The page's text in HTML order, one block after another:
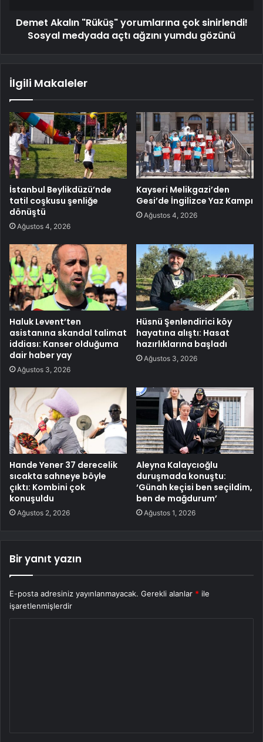
Demet Akalın "Rüküş" yorumlarına çok sinirlendi!
Sosyal medyada açtı ağzını yumdu gözünü
İlgili Makaleler
İstanbul Beylikdüzü’nde
tatil coşkusu şenliğe
dönüştü
Ağustos 4, 2026
Kayseri Melikgazi’den
Gesi’de İngilizce Yaz Kampı
Ağustos 4, 2026
Haluk Levent’ten
asistanına skandal talimat
iddiası: Kanser olduğuma
dair haber yay
Ağustos 3, 2026
Hüsnü Şenlendirici köy
hayatına alıştı: Hasat
hazırlıklarına başladı
Ağustos 3, 2026
Hande Yener 37 derecelik
sıcakta sahneye böyle
çıktı: Kombini çok
konuşuldu
Ağustos 2, 2026
Aleyna Kalaycıoğlu
duruşmada konuştu:
‘Günah keçisi ben seçildim,
ben de mağdurum’
Ağustos 1, 2026
Bir yanıt yazın
E-posta adresiniz yayınlanmayacak. Gerekli alanlar * ile
işaretlenmişlerdir